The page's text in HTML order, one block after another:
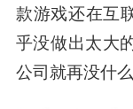
款游戏还在互
乎没做出太大
公司就再没什么